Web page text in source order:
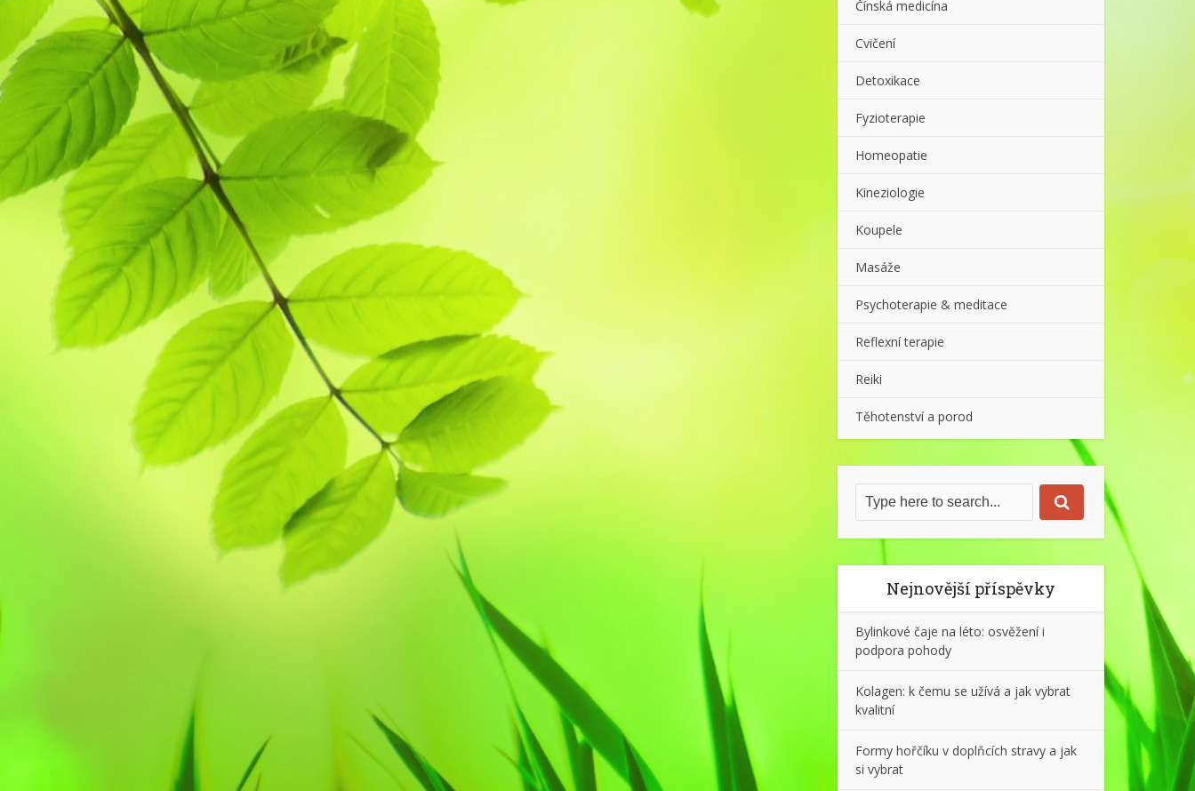
Čínská medicína
Cvičení
Detoxikace
Fyzioterapie
Homeopatie
Kineziologie
Koupele
Masáže
Psychoterapie & meditace
Reflexní terapie
Reiki
Těhotenství a porod
Nejnovější příspěvky
Bylinkové čaje na léto: osvěžení i
podpora pohody
Kolagen: k čemu se užívá a jak vybrat
kvalitní
Formy hořčíku v doplňcích stravy a jak
si vybrat